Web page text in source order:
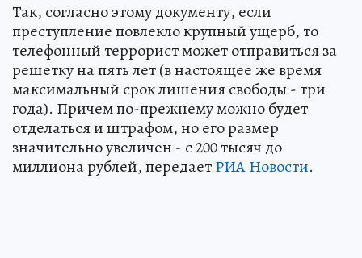
Так, согласно этому документу, если
преступление повлекло крупный ущерб, то
телефонный террорист может отправиться за
решетку на пять лет (в настоящее же время
максимальный срок лишения свободы - три
года). Причем по-прежнему можно будет
отделаться и штрафом, но его размер
значительно увеличен - с 200 тысяч до
миллиона рублей, передаетРИА Новости.